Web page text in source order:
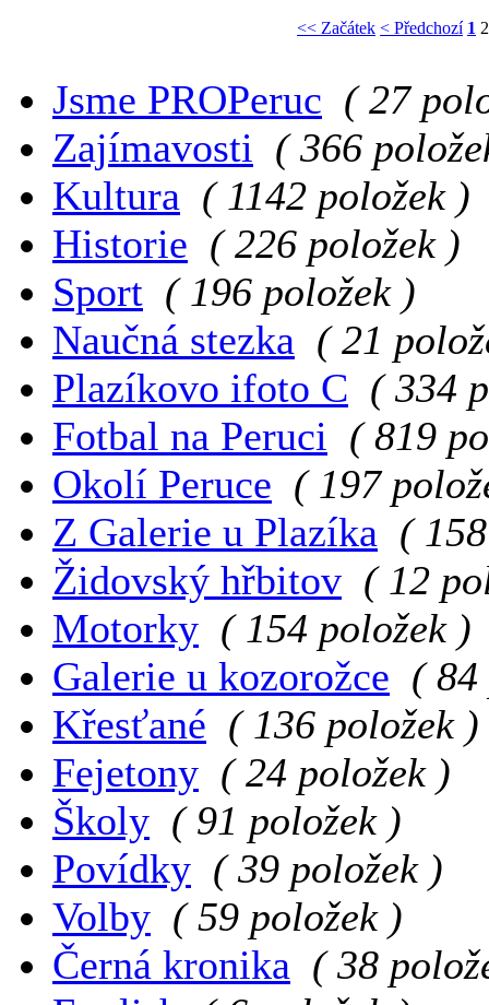
<< Začátek < Předchozí 1 2
Jsme PROPeruc ( 27
Zajímavosti ( 366
Kultura ( 1142 položek )
Historie ( 226 položek )
Sport ( 196 položek )
Naučná stezka ( 21
Plazíkovo ifoto C ( 334
Fotbal na Peruci ( 819
Okolí Peruce ( 197
Z Galerie u Plazíka (
Židovský hřbitov ( 12
Motorky ( 154 položek )
Galerie u kozorožce ( 84
Křesťané ( 136 položek )
Fejetony ( 24 položek )
Školy ( 91 položek )
Povídky ( 39 položek )
Volby ( 59 položek )
Černá kronika ( 38